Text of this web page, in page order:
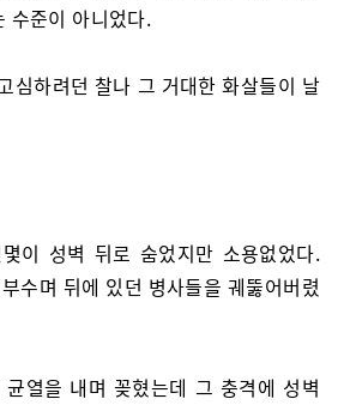
수준이 아니었다.
심하려던 찰나 그 거대한 화살들이 날
이 성벽 뒤로 숨었지만 소용없었다.
수며 뒤에 있던 병사들을 궤뚫어버렸
열을 내며 꽂혔는데 그 충격에 성벽